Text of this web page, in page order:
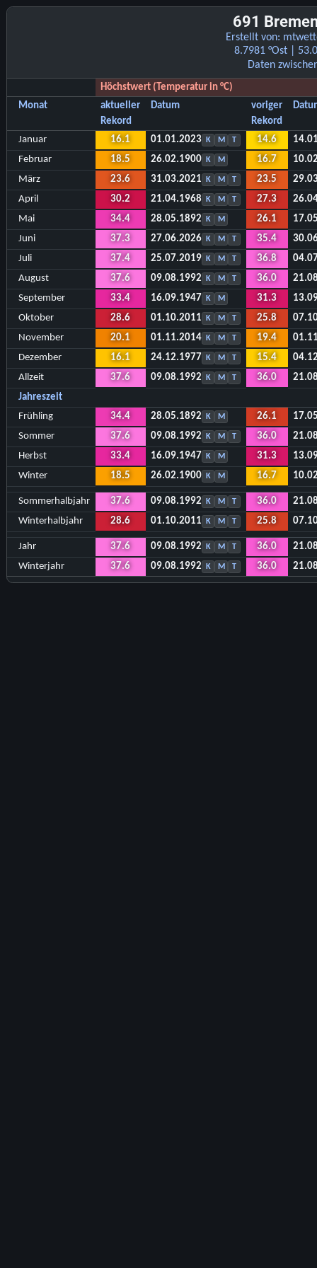
691
Erstellt von:
8.7981 °Ost |
Daten
Höchstwert (Temperatur in °C)
Monat
aktueller
Rekord
Datum
voriger
Rekord
Januar 16.1 01.01.2023 K M T 14.6
Februar
18.5 26.02.1900 K M 16.7
März
23.6 31.03.2021 K M T 23.5
April
30.2 21.04.1968 K M T 27.3
Mai
34.4 28.05.1892 K M 26.1
Juni
37.3 27.06.2026 K M T 35.4
Juli
37.4 25.07.2019 K M T 36.8
August
37.6 09.08.1992 K M T 36.0
September
33.4 16.09.1947 K M 31.3
Oktober
28.6 01.10.2011 K M T 25.8
November
20.1 01.11.2014 K M T 19.4
Dezember
16.1 24.12.1977 K M T 15.4
Allzeit
37.6 09.08.1992 K M T 36.0
Jahreszeit
Frühling
34.4 28.05.1892 K M 26.1
Sommer
37.6 09.08.1992 K M T 36.0
Herbst
33.4 16.09.1947 K M 31.3
Winter
18.5 26.02.1900 K M 16.7
Sommerhalbjahr 37.6 09.08.1992 K M T 36.0
Winterhalbjahr
28.6 01.10.2011 K M T 25.8
Jahr 37.6 09.08.1992 K M T 36.0
Winterjahr
37.6 09.08.1992 K M T 36.0